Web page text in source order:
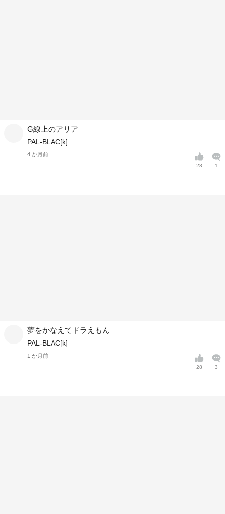
G線上のアリア
PAL-BLAC[k]
4 か月前
28 1
夢をかなえてドラえもん
PAL-BLAC[k]
1 か月前
28 3